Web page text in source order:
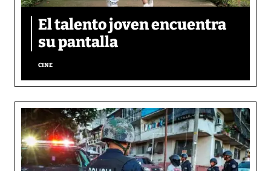
El talento joven encuentra
su pantalla​
CINE